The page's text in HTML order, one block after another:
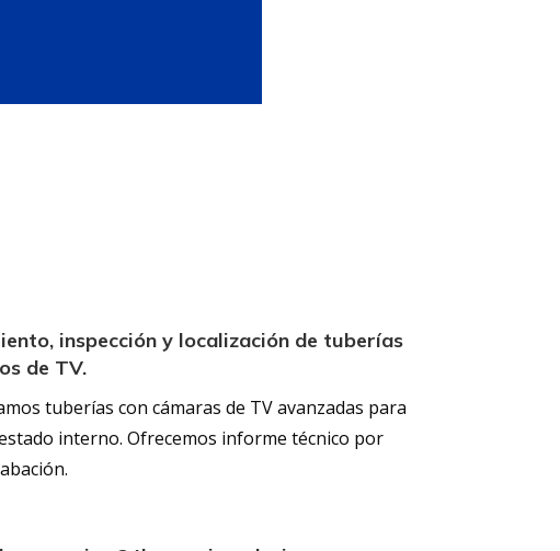
inspección y localización de tuberías
de TV.
tuberías con cámaras de TV avanzadas para
interno. Ofrecemos informe técnico por